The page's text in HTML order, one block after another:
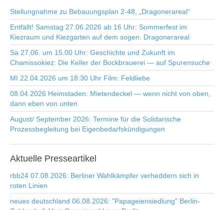
Stellungnahme zu Bebauungsplan 2-48, „Dragonerareal“
Entfällt! Samstag 27.06.2026 ab 16 Uhr: Sommerfest im
Kiezraum und Kiezgarten auf dem sogen. Dragonerareal
Sa 27.06. um 15.00 Uhr: Geschichte und Zukunft im
Chamissokiez: Die Keller der Bockbrauerei — auf Spurensuche
MI 22.04.2026 um 18:30 Uhr Film: Feldliebe
08.04.2026 Heimstaden: Mietendeckel — wenn nicht von oben,
dann eben von unten
August/ September 2026: Termine für die Solidarische
Prozessbegleitung bei Eigenbedarfskündigungen
Aktuelle Presseartikel
rbb24 07.08.2026: Berliner Wahlkämpfer verheddern sich in
roten Linien
neues deutschland 06.08.2026: "Papageiensiedlung" Berlin-